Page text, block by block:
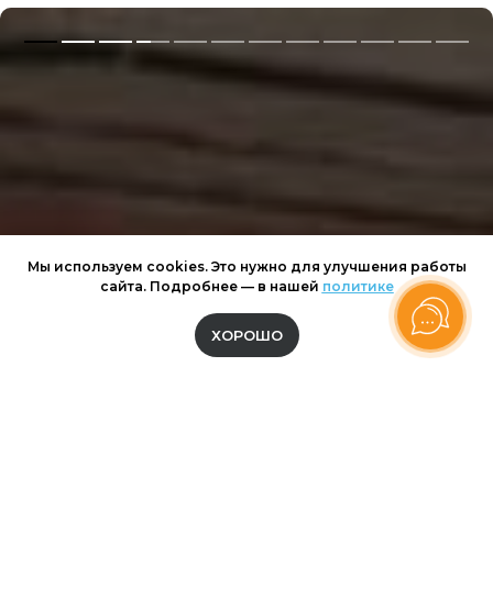
Мы используем cookies. Это нужно для улучшения работы
сайта. Подробнее — в нашей политике
ХОРОШО